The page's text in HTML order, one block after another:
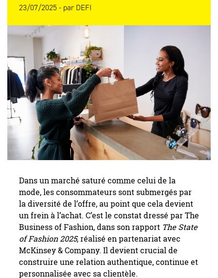
23/07/2025 - par DEFI
Dans un marché saturé comme celui de la
mode, les consommateurs sont submergés par
la diversité de l’offre, au point que cela devient
un frein à l’achat. C’est le constat dressé par The
Business of Fashion, dans son rapport The State
of Fashion 2025, réalisé en partenariat avec
McKinsey & Company. Il devient crucial de
construire une relation authentique, continue et
personnalisée avec sa clientèle.